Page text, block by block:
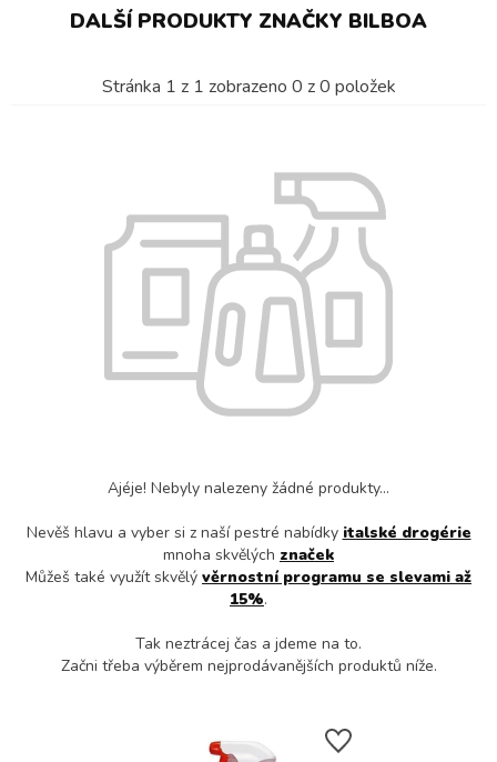
DALŠÍ PRODUKTY ZNAČKY BILBOA
Stránka 1 z 1 zobrazeno 0 z0 položek
Ajéje! Nebyly nalezeny žádné produkty...
Nevěš hlavu a vyber si z naší pestré nabídky italské drogérie
mnoha skvělých značek
Můžeš také využít skvělý věrnostní programu se slevami až
15%.
Tak neztrácej čas a jdeme na to.
Začni třeba výběrem nejprodávanějších produktů níže.